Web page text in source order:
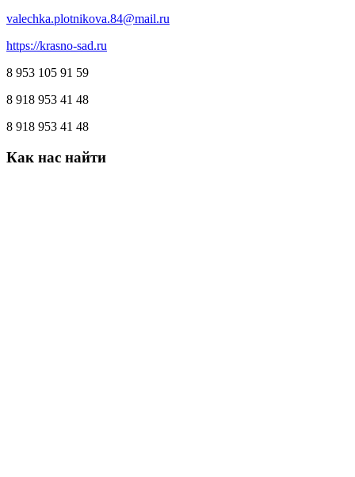
valechka.plotnikova.84@mail.ru
https://krasno-sad.ru
8 953 105 91 59
8 918 953 41 48
8 918 953 41 48
Как нас найти